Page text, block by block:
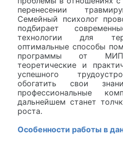
перенесении
Семейный психолог
подбирает
технологии для
оптимальные способы
программы от
теоретические и
успешного
обогатить свои
профессиональные
дальнейшем станет
роста.
Особенности работы в